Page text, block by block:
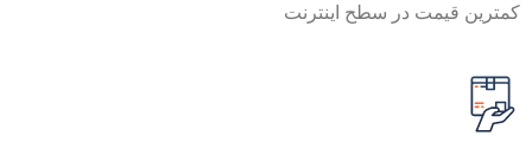
کمترین قیمت در سطح اینترنت